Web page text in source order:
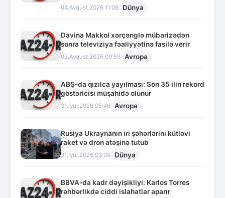
04.Avqust.2026 11:06 Dünya
Davina Makkol xərçənglə mübarizədən
sonra televiziya fəaliyyətinə fasilə verir
03.Avqust.2026 00:59 Avropa
ABŞ-da qızılca yayılması: Son 35 ilin rekord
göstəricisi müşahidə olunur
31.İyul.2026 05:46 Avropa
Rusiya Ukraynanın iri şəhərlərini kütləvi
raket və dron atəşinə tutub
31.İyul.2026 03:09 Dünya
BBVA-da kadr dəyişikliyi: Karlos Torres
rəhbərlikdə ciddi islahatlar aparır